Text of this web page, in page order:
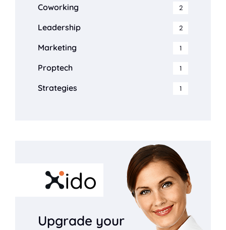
Coworking 2
Leadership 2
Marketing 1
Proptech 1
Strategies 1
Upgrade your